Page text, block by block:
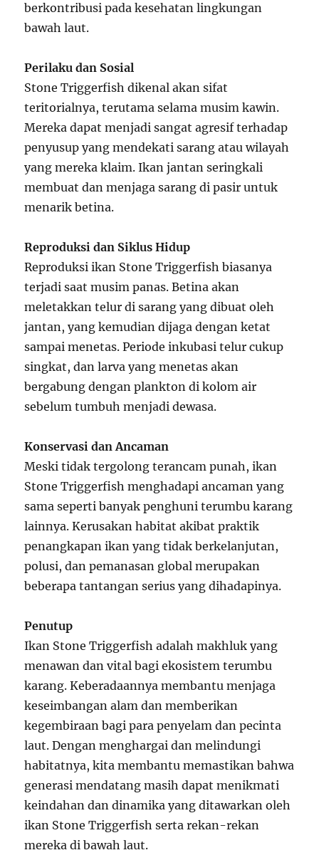
berkontribusi pada kesehatan lingkungan
bawah laut.
Perilaku dan Sosial
Stone Triggerfish dikenal akan sifat
teritorialnya, terutama selama musim kawin.
Mereka dapat menjadi sangat agresif terhadap
penyusup yang mendekati sarang atau wilayah
yang mereka klaim. Ikan jantan seringkali
membuat dan menjaga sarang di pasir untuk
menarik betina.
Reproduksi dan Siklus Hidup
Reproduksi ikan Stone Triggerfish biasanya
terjadi saat musim panas. Betina akan
meletakkan telur di sarang yang dibuat oleh
jantan, yang kemudian dijaga dengan ketat
sampai menetas. Periode inkubasi telur cukup
singkat, dan larva yang menetas akan
bergabung dengan plankton di kolom air
sebelum tumbuh menjadi dewasa.
Konservasi dan Ancaman
Meski tidak tergolong terancam punah, ikan
Stone Triggerfish menghadapi ancaman yang
sama seperti banyak penghuni terumbu karang
lainnya. Kerusakan habitat akibat praktik
penangkapan ikan yang tidak berkelanjutan,
polusi, dan pemanasan global merupakan
beberapa tantangan serius yang dihadapinya.
Penutup
Ikan Stone Triggerfish adalah makhluk yang
menawan dan vital bagi ekosistem terumbu
karang. Keberadaannya membantu menjaga
keseimbangan alam dan memberikan
kegembiraan bagi para penyelam dan pecinta
laut. Dengan menghargai dan melindungi
habitatnya, kita membantu memastikan bahwa
generasi mendatang masih dapat menikmati
keindahan dan dinamika yang ditawarkan oleh
ikan Stone Triggerfish serta rekan-rekan
mereka di bawah laut.